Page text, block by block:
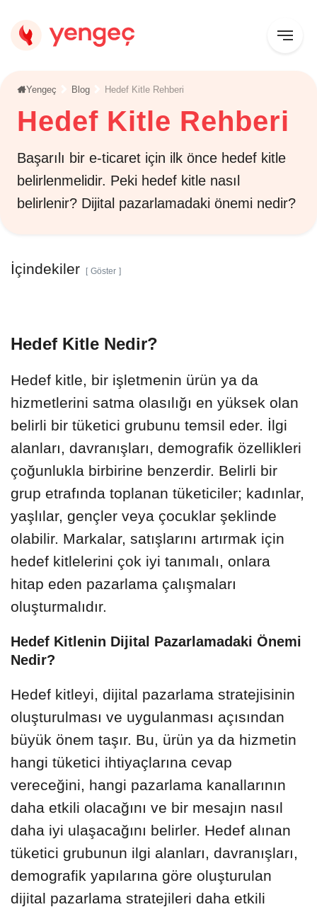
Yengeç Blog Hedef Kitle Rehberi
Hedef Kitle Rehberi
Başarılı bir e-ticaret için ilk önce hedef kitle
belirlenmelidir. Peki hedef kitle nasıl
belirlenir? Dijital pazarlamadaki önemi nedir?
Hedef Kitle Nedir?
Hedef kitle, bir işletmenin ürün ya da
hizmetlerini satma olasılığı en yüksek olan
belirli bir tüketici grubunu temsil eder. İlgi
alanları, davranışları, demografik özellikleri
çoğunlukla birbirine benzerdir. Belirli bir
grup etrafında toplanan tüketiciler; kadınlar,
yaşlılar, gençler veya çocuklar şeklinde
olabilir. Markalar, satışlarını artırmak için
hedef kitlelerini çok iyi tanımalı, onlara
hitap eden pazarlama çalışmaları
oluşturmalıdır.
Hedef Kitlenin Dijital Pazarlamadaki Önemi
Nedir?
Hedef kitleyi, dijital pazarlama stratejisinin
oluşturulması ve uygulanması açısından
büyük önem taşır. Bu, ürün ya da hizmetin
hangi tüketici ihtiyaçlarına cevap
vereceğini, hangi pazarlama kanallarının
daha etkili olacağını ve bir mesajın nasıl
daha iyi ulaşacağını belirler. Hedef alınan
tüketici grubunun ilgi alanları, davranışları,
demografik yapılarına göre oluşturulan
dijital pazarlama stratejileri daha etkili
İçindekiler Göster